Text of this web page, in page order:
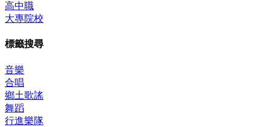
高中職
大專院校
標籤搜尋
音樂
合唱
鄉土歌謠
舞蹈
行進樂隊